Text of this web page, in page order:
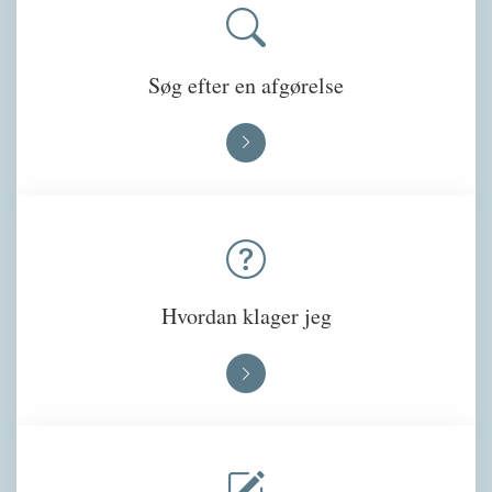
Søg efter en afgørelse
Hvordan klager jeg